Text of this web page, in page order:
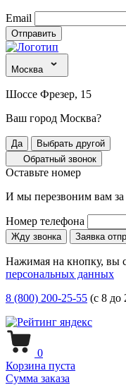
Email
Отправить
Москва
Шоссе Фрезер, 15
Ваш город Москва?
Да
Выбрать другой
Обратный звонок
Оставьте номер
И мы перезвоним вам за
Номер телефона
Жду звонка Заявка
Нажимая на кнопку, вы
персональных данных
8 (800) 200-25-55 (с 8 до
0
Корзина пуста
Сумма заказа